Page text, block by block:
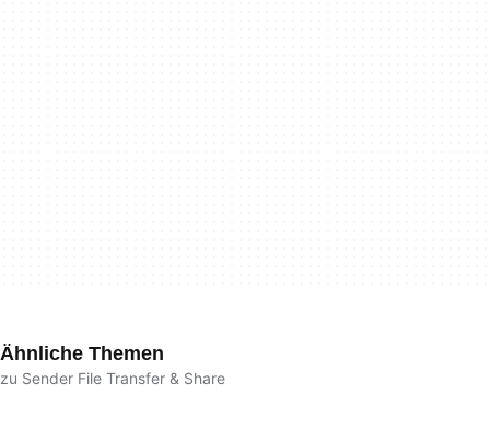
Ähnliche Themen
zu Sender File Transfer & Share